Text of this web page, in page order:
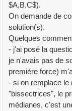
$A,B,C$).
On demande de
solution(s).
Quelques
- j'ai posé la
je n'avais pas de
première force)
- si on remplace le
"bissectrices", le
médianes, c'est